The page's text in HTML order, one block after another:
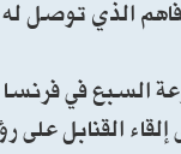
الذي توصل
في فرنسا
القنابل